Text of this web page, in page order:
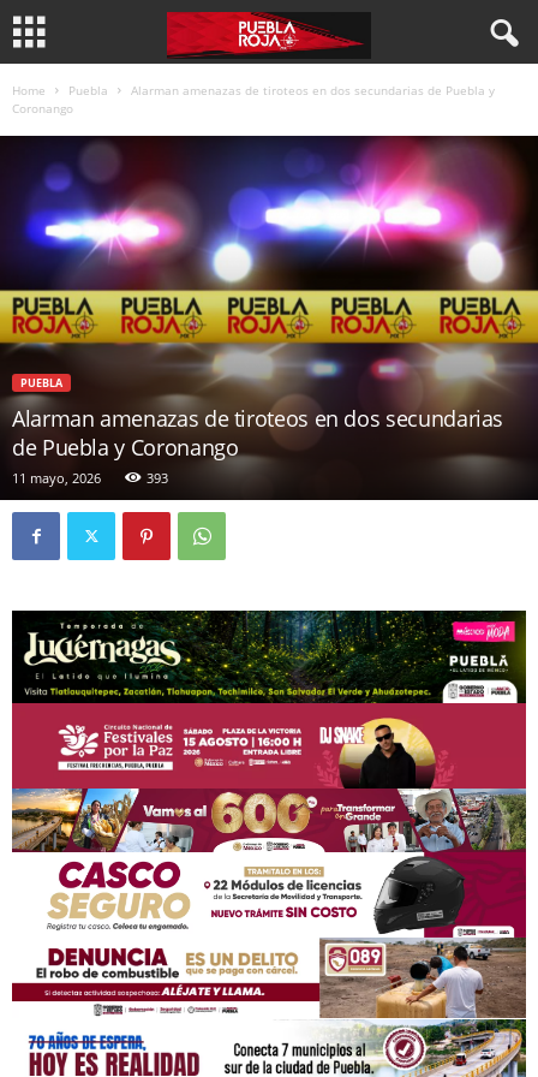
Home Puebla
Alarman amenazas de tiroteos en dos secundarias de Puebla y
Coronango
PUEBLA
Alarman amenazas de tiroteos en dos secundarias
de Puebla y Coronango
11 mayo, 2026 393